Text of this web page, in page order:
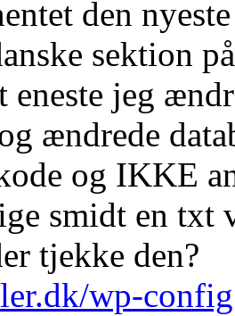
den
sektion
eneste jeg
ændrede
og IKKE
smidt en
tjekke den?
wp-